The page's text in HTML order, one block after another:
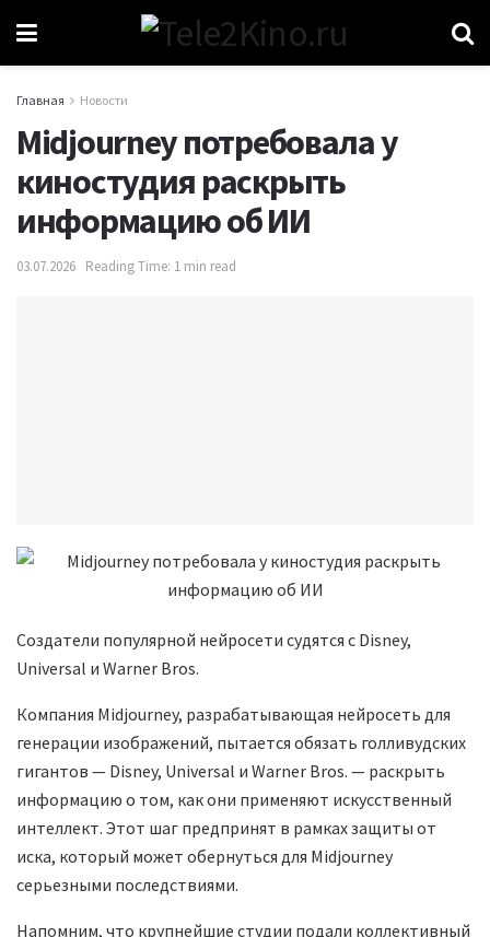
Главная Новости
Midjourney потребовала у
киностудия раскрыть
информацию об ИИ
03.07.2026 Reading Time: 1 min read
Создатели популярной нейросети судятся с Disney,
Universal и Warner Bros.
Компания Midjourney, разрабатывающая нейросеть для
генерации изображений, пытается обязать голливудских
гигантов — Disney, Universal и Warner Bros. — раскрыть
информацию о том, как они применяют искусственный
интеллект. Этот шаг предпринят в рамках защиты от
иска, который может обернуться для Midjourney
серьезными последствиями.
Напомним, что крупнейшие студии подали коллективный